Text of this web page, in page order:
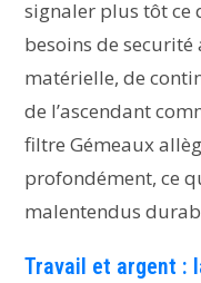
signaler plus tôt ce
besoins de
matérielle, de
de l’ascendant
filtre Gémeaux
profondément, ce
malentendus
Travail et argent :